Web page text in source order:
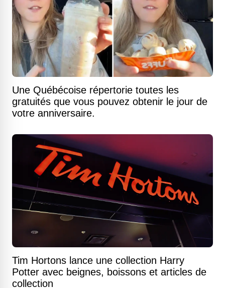
Une Québécoise répertorie toutes les
gratuités que vous pouvez obtenir le jour de
votre anniversaire.
Tim Hortons lance une collection Harry
Potter avec beignes, boissons et articles de
collection